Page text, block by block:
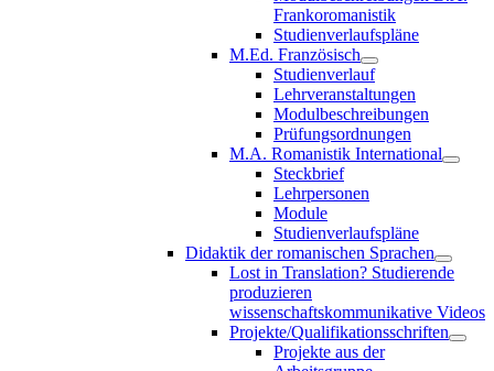
Frankoromanistik
Studienverlaufspläne
M.Ed. Französisch
Studienverlauf
Lehrveranstaltungen
Modulbeschreibungen
Prüfungsordnungen
M.A. Romanistik International
Steckbrief
Lehrpersonen
Module
Studienverlaufspläne
Didaktik der romanischen Sprachen
Lost in Translation? Studierende
produzieren
wissenschaftskommunikative Videos
Projekte/Qualifikationsschriften
Projekte aus der